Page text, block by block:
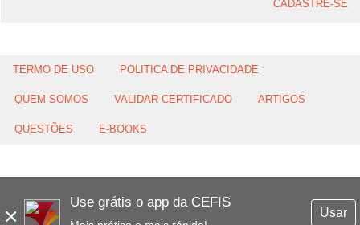
×
Use grátis o app da CEFIS
Usar
CADASTRE-SE
TERMO DE USO POLITICA DE PRIVACIDADE
QUEM SOMOS VALIDAR CERTIFICADO ARTIGOS
QUESTÕES E-BOOKS